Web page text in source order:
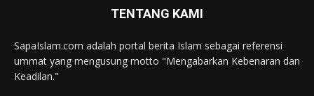
TENTANG KAMI
SapaIslam.com adalah portal berita Islam sebagai referensi
ummat yang mengusung motto "Mengabarkan Kebenaran dan
Keadilan."